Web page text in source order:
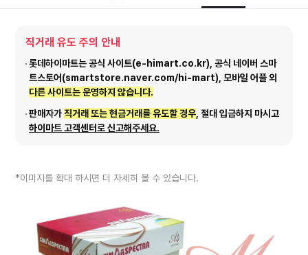
직거래 유도 주의 안내
롯데하이마트는 공식 사이트(e-himart.co.kr), 공식 네이버 스마
트스토어(smartstore.naver.com/hi-mart), 모바일 어플 외
다른 사이트는 운영하지 않습니다.
판매자가직거래 또는 현금거래를 유도할 경우 , 절대 입금하지 마시고
하이마트 고객센터로 신고해주세요.
*이미지를 확대 하시면 더 자세히 볼 수 있습니다.